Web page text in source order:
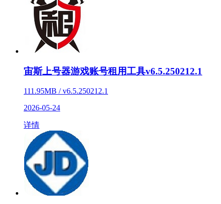
宙斯上号器游戏账号租用工具v6.5.250212.1
111.95MB / v6.5.250212.1
2026-05-24
详情